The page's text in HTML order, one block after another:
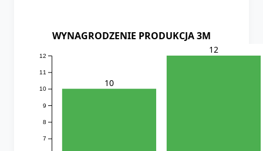
WYNAGRODZENIE PRODUKCJA 3M
7
8
9
10
11
12
10
12